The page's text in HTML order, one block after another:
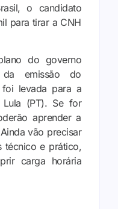
o candidato
para tirar a CNH
do governo
emissão do
levada para a
Lula (PT). Se for
aprender a
vão precisar
técnico e prático,
carga horária